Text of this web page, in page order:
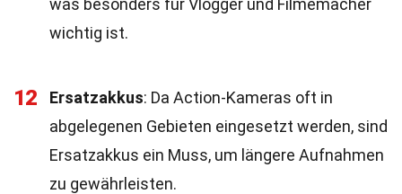
was besonders für Vlogger und Filmemacher
wichtig ist.
12 Ersatzakkus: Da Action-Kameras oft in
abgelegenen Gebieten eingesetzt werden, sind
Ersatzakkus ein Muss, um längere Aufnahmen
zu gewährleisten.